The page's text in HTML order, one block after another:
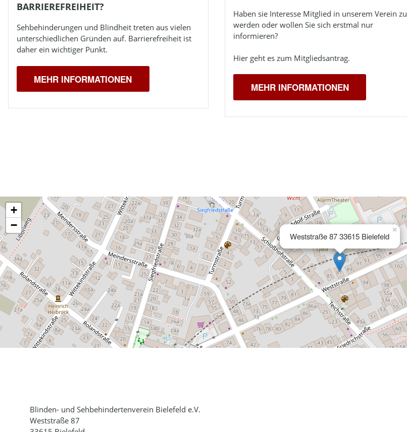
BARRIEREFREIHEIT?
Sehbehinderungen und Blindheittreten aus vielen
unterschiedlichen Gründen auf. Barrierefreiheit ist
daher ein wichtiger Punkt.
MEHR INFORMATIONEN
Haben sie Interesse Mitglied in unserem Verein zu
werden oder wollen Sie sich erstmal nur
informieren?
Hier geht es zum Mitgliedsantrag.
MEHR INFORMATIONEN
Weststraße 87 33615 Bielefeld
×
+
−
Blinden- und Sehbehindertenverein Bielefeld e.V.
Weststraße 87